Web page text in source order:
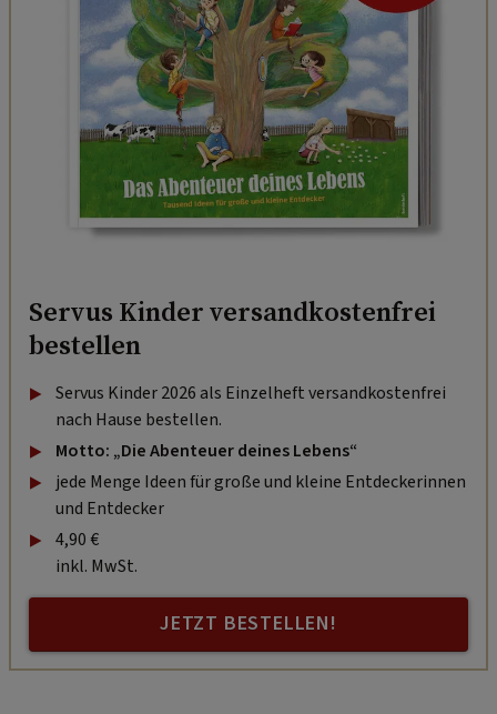
Servus Kinder versandkostenfrei
bestellen
Servus Kinder 2026 als Einzelheft versandkostenfrei
nach Hause bestellen.
Motto: „Die Abenteuer deines Lebens“
jede Menge Ideen für große und kleine Entdeckerinnen
und Entdecker
4,90 €
inkl. MwSt.
JETZT BESTELLEN!